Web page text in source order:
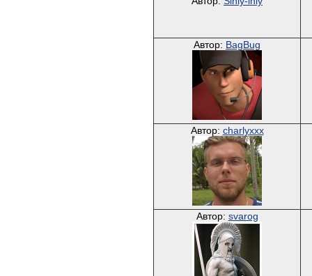
Автор: BagBug
Автор: charlyxxx
Автор: svarog